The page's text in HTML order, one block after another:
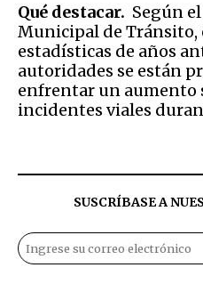
Qué destacar. Según
Municipal de Tránsito,
estadísticas de años
autoridades se están
enfrentar un aumento
incidentes viales
SUSCRÍBASE A